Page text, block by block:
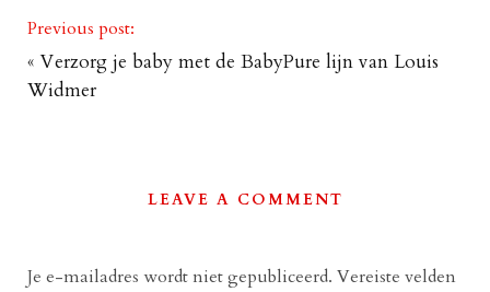
Previous post:
« Verzorg je baby met de BabyPure lijn van Louis
Widmer
LEAVE A COMMENT
Je e-mailadres wordt niet gepubliceerd. Vereiste velden